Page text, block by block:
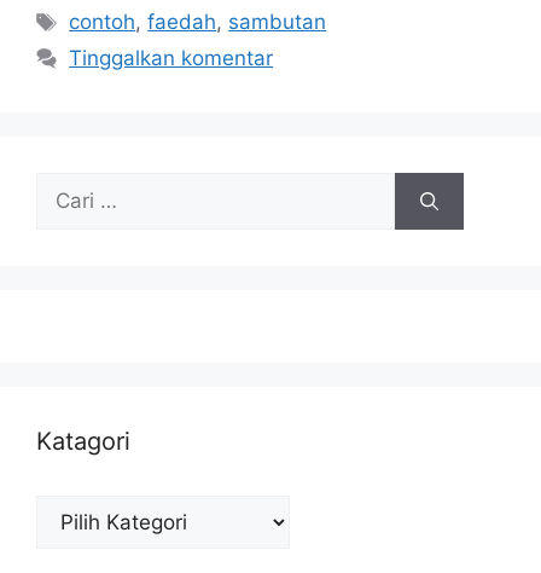
Tag
contoh,faedah, sambutan
Tinggalkan komentar
Cari
Katagori
Katagori